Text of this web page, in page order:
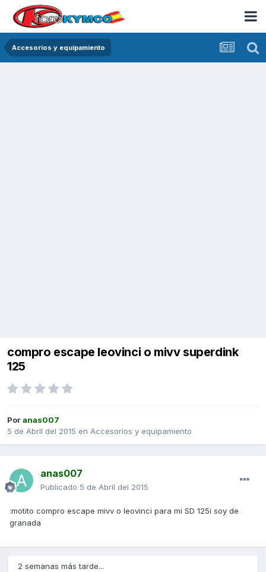
Accesorios y equipamiento
compro escape leovinci o mivv superdink
125
Poranas007
5 de Abril del 2015 en Accesorios y equipamiento
anas007
Publicado 5 de Abril del 2015
:motito compro escape mivv o leovinci para mi SD 125i soy de
granada
2 semanas más tarde...